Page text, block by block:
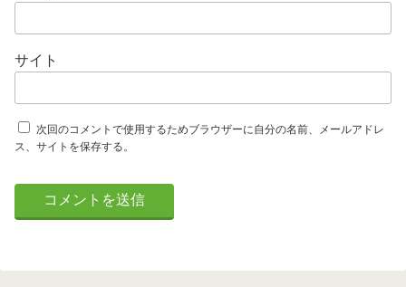
サイト
次回のコメントで使用するためブラウザーに自分の名前、メールアドレ
ス、サイトを保存する。